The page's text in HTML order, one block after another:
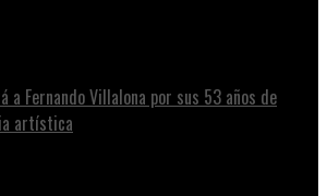
a Fernando Villalona por sus 53 años de
artística